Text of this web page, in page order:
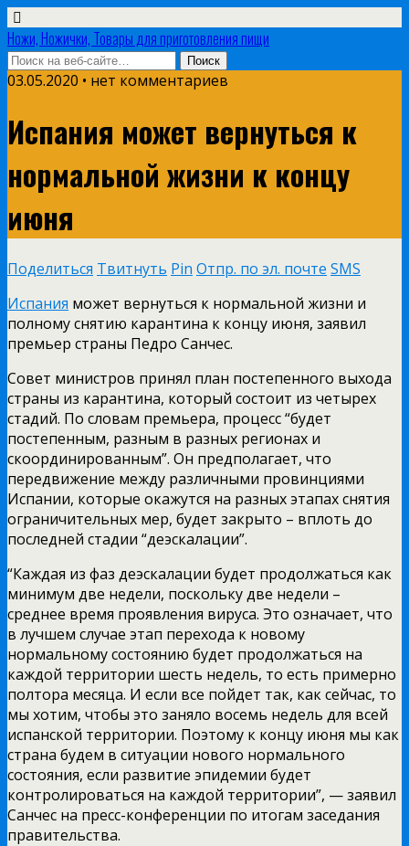
Ножи, Ножички, Товары для приготовления пищи
03.05.2020 • нет комментариев
Испания может вернуться к
нормальной жизни к концу
июня
Поделиться Твитнуть Pin Отпр. по эл. почте SMS
Испания может вернуться к нормальной жизни и
полному снятию карантина к концу июня, заявил
премьер страны Педро Санчес.
Совет министров принял план постепенного выхода
страны из карантина, который состоит из четырех
стадий. По словам премьера, процесс “будет
постепенным, разным в разных регионах и
скоординированным”. Он предполагает, что
передвижение между различными провинциями
Испании, которые окажутся на разных этапах снятия
ограничительных мер, будет закрыто – вплоть до
последней стадии “деэскалации”.
“Каждая из фаз деэскалации будет продолжаться как
минимум две недели, поскольку две недели –
среднее время проявления вируса. Это означает, что
в лучшем случае этап перехода к новому
нормальному состоянию будет продолжаться на
каждой территории шесть недель, то есть примерно
полтора месяца. И если все пойдет так, как сейчас, то
мы хотим, чтобы это заняло восемь недель для всей
испанской территории. Поэтому к концу июня мы как
страна будем в ситуации нового нормального
состояния, если развитие эпидемии будет
контролироваться на каждой территории”, — заявил
Санчес на пресс-конференции по итогам заседания
правительства.